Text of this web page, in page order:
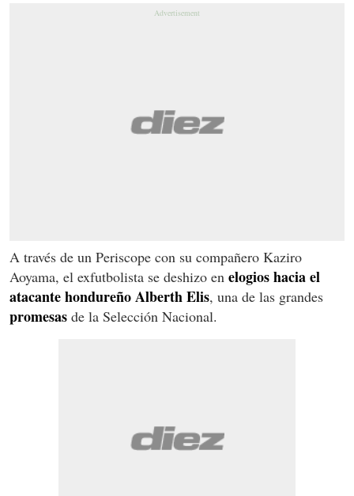
A través de un Periscope con su compañero Kaziro
Aoyama, el exfutbolista se deshizo en elogios hacia el
atacante hondureño Alberth Elis, una de las grandes
promesas de la Selección Nacional.